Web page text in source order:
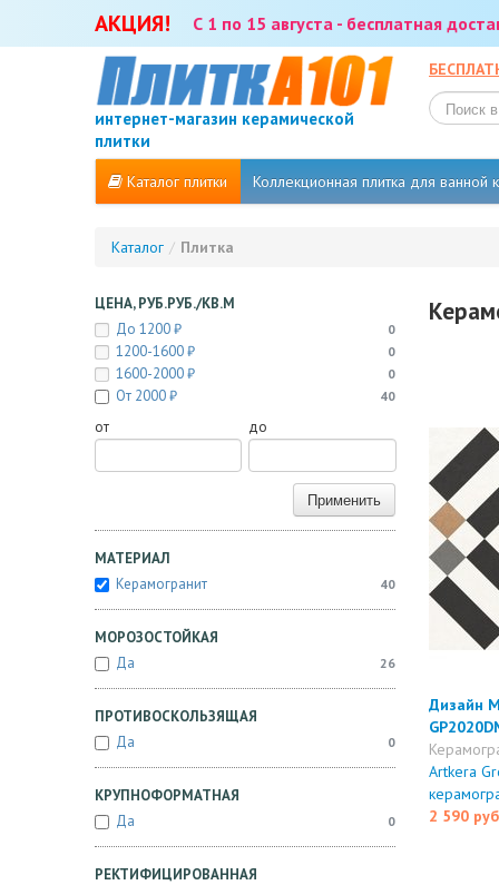
АКЦИЯ! С 1 по 15 августа - бесплатная
интернет-магазин керамической
плитки
Каталог плитки Коллекционная плитка для ванной
Каталог / Плитка
ЦЕНА, РУБ.РУБ./КВ.М
До 1200 ₽
0
1200-1600 ₽ 0
1600-2000 ₽ 0
От 2000 ₽ 40
от до
Применить
МАТЕРИАЛ
Керамогранит
40
МОРОЗОСТОЙКАЯ
Да
26
ПРОТИВОСКОЛЬЗЯЩАЯ
Да
0
КРУПНОФОРМАТНАЯ
Да
0
РЕКТИФИЦИРОВАННАЯ
Дизайн
Artkera
2 590